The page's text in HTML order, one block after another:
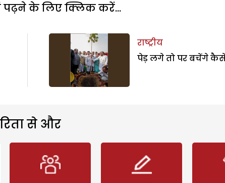
पढ़ने के लिए क्लिक करें...
राष्ट्रीय
पेड़ लगे तो पर बचेंगे
से और